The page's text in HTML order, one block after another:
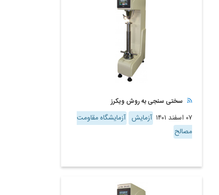
سختی سنجی به روش ویکرز
۰۷ اسفند ۱۴۰۱ آزمایش آزمایشگاه مقاومت
مصالح